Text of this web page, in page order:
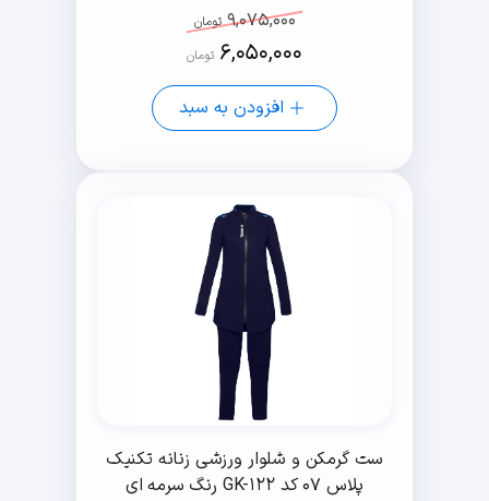
9,075,000 تومان
6,050,000 تومان
افزودن به سبد
ست گرمکن و شلوار ورزشی زنانه تکنیک
پلاس 07 کد GK-122 رنگ سرمه ای